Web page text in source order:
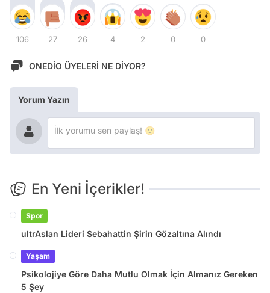
106 27 26 4 2 0 0
ONEDİO ÜYELERİ NE DİYOR?
Yorum Yazın
En Yeni İçerikler!
Spor
ultrAslan Lideri Sebahattin Şirin Gözaltına Alındı
Yaşam
Psikolojiye Göre Daha Mutlu Olmak İçin Almanız Gereken
5 Şey